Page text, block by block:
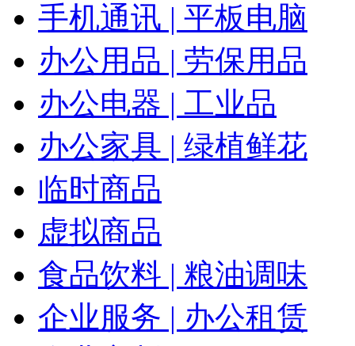
手机通讯 | 平板电脑
办公用品 | 劳保用品
办公电器 | 工业品
办公家具 | 绿植鲜花
临时商品
虚拟商品
食品饮料 | 粮油调味
企业服务 | 办公租赁